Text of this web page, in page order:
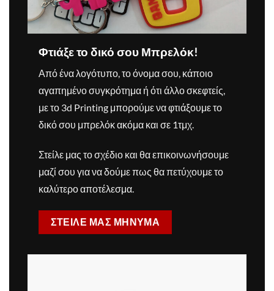
Φτιάξε το δικό σου Μπρελόκ!
Από ένα λογότυπο, το όνομα σου, κάποιο
αγαπημένο συγκρότημα ή ότι άλλο σκεφτείς,
με το 3d Printing μπορούμε να φτιάξουμε το
δικό σου μπρελόκ ακόμα και σε 1τμχ.
Στείλε μας το σχέδιο και θα επικοινωνήσουμε
μαζί σου για να δούμε πως θα πετύχουμε το
καλύτερο αποτέλεσμα.
ΣΤΕΙΛΕ ΜΑΣ ΜΗΝΥΜΑ